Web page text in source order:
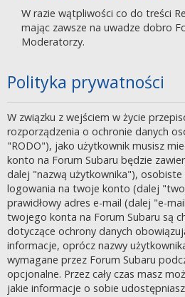
W razie wątpliwości co do treści
mając zawsze na uwadze dobro
Moderatorzy.
Polityka prywatności
W związku z wejściem w życie
rozporządzenia o ochronie danych
"RODO"), jako użytkownik musisz
konto na Forum Subaru będzie
dalej "nazwą użytkownika"), osobiste
logowania na twoje konto (dalej
prawidłowy adres e-mail (dalej "e-
twojego konta na Forum Subaru są
dotyczące ochrony danych
informacje, oprócz nazwy
wymagane przez Forum Subaru
opcjonalne. Przez cały czas masz
jakie informacje o sobie